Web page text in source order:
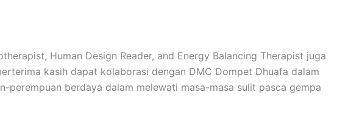
Human Design Reader, and Energy Balancing Therapist juga
kasih dapat kolaborasi dengan DMC Dompet Dhuafa dalam
perempuan berdaya dalam melewati masa-masa sulit pasca gempa